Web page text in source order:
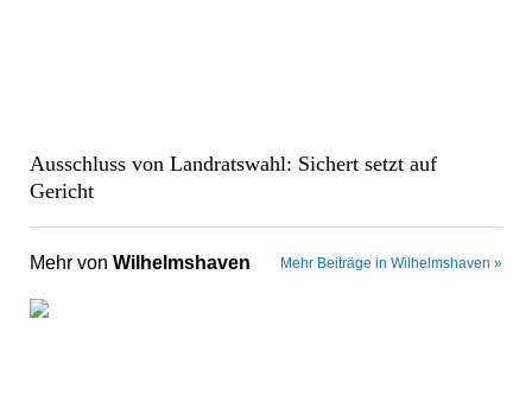
Ausschluss von Landratswahl: Sichert setzt auf
Gericht
Mehr von Wilhelmshaven Mehr Beiträge in Wilhelmshaven »